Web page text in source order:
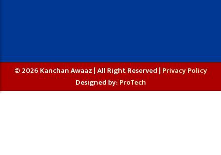
© 2026 Kanchan Awaaz | All Right Reserved | Privacy Policy
Designed by: ProTech